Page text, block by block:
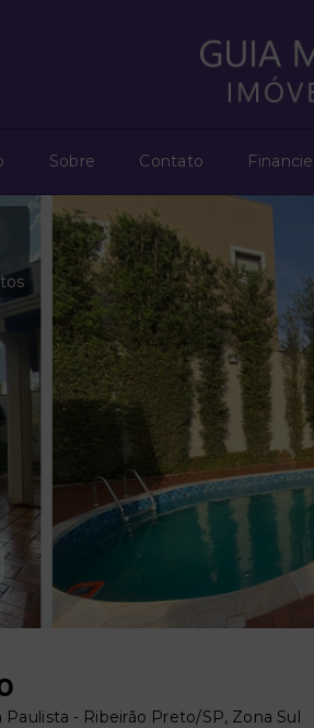
Sobre Contato Financie
Paulista - Ribeirão Preto/SP, Zona Sul